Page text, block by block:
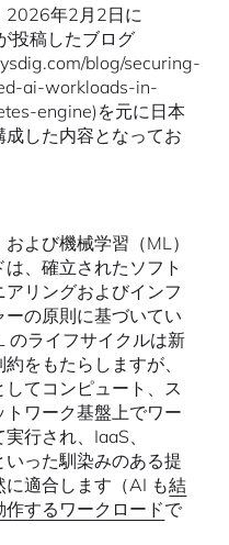
2026年2月2日に
投稿したブログ
blog/securing-
ai-workloads-in-
engine)を元に日本
成した内容となってお
よび機械学習（ML）
、確立されたソフト
アリングおよびインフ
ーの原則に基づいてい
のライフサイクルは新
をもたらしますが、
てコンピュート、ス
トワーク基盤上でワー
行され、IaaS、
いった馴染みのある提
に適合します（AI も結
作するワークロードで